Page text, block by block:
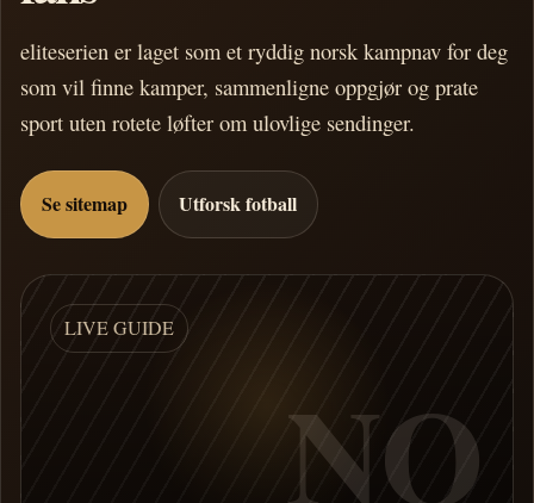
eliteserien er laget som et ryddig norsk kampnav for deg
som vil finne kamper, sammenligne oppgjør og prate
sport uten rotete løfter om ulovlige sendinger.
Se sitemap Utforsk fotball
LIVE GUIDE
NO